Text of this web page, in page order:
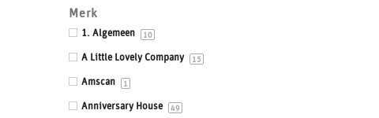
Drums & Boards
Eetbaar kant
Eetbare prints
Fondant, Icing & Marsepein
Gepersonaliseerde Taarttoppers
Merk
1. Algemeen 10
A Little Lovely Company 15
Amscan 1
Anniversary House 49